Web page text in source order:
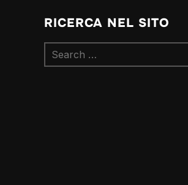
RICERCA NEL SITO